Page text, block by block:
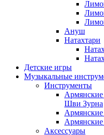
Ануш
Натахтари
Детские игры
Музыкальные
Инструменты
Шви Зурна
Аксессуары